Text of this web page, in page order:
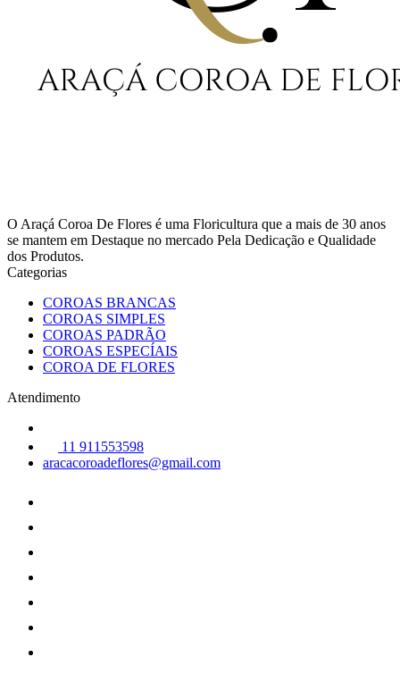
O Araçá Coroa De Flores é uma Floricultura que a mais de 30 anos
se mantem em Destaque no mercado Pela Dedicação e Qualidade
dos Produtos.
Categorias
COROAS BRANCAS
COROAS SIMPLES
COROAS PADRÃO
COROAS ESPECÍAIS
COROA DE FLORES
Atendimento
11 911553598
aracacoroadeflores@gmail.com